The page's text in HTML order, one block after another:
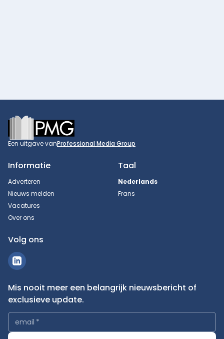
Footer
Een uitgave vanProfessional Media Group
Informatie
Adverteren
Nieuws melden
Vacatures
Over ons
Taal
Nederlands
Frans
Volg ons
Mis nooit meer een belangrijk nieuwsbericht of
exclusieve update.
email *